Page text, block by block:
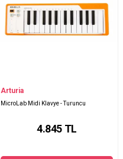
Arturia
MicroLab Midi Klavye - Turuncu
4.845 TL